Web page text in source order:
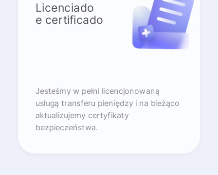
Licenciado
e certificado
Jesteśmy w pełni licencjonowaną
usługą transferu pieniędzy i na bieżąco
aktualizujemy certyfikaty
bezpieczeństwa.